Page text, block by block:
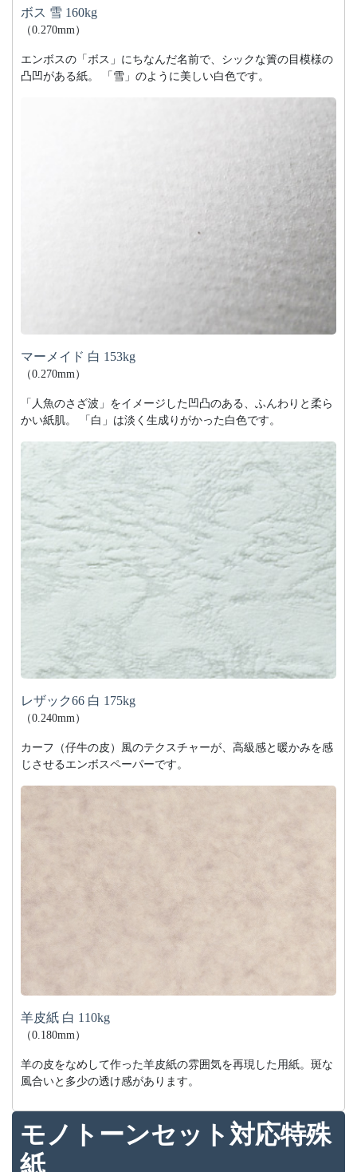
ボス 雪 160kg
（0.270mm）
エンボスの「ボス」にちなんだ名前で、シックな簀の目模様の
凸凹がある紙。 「雪」のように美しい白色です。
マーメイド 白 153kg
（0.270mm）
「人魚のさざ波」をイメージした凹凸のある、ふんわりと柔ら
かい紙肌。 「白」は淡く生成りがかった白色です。
レザック66 白 175kg
（0.240mm）
カーフ（仔牛の皮）風のテクスチャーが、高級感と暖かみを感
じさせるエンボスペーパーです。
羊皮紙 白 110kg
（0.180mm）
羊の皮をなめして作った羊皮紙の雰囲気を再現した用紙。斑な
風合いと多少の透け感があります。
モノトーンセット対応特殊
紙